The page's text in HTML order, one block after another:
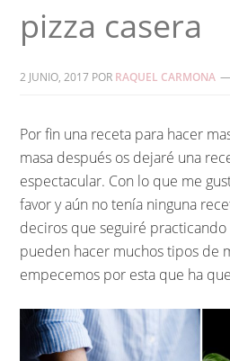
pizza casera
2 JUNIO, 2017 POR RAQUEL CARMONA
Por fin una receta para hacer
masa después os dejaré una
espectacular. Con lo que me
favor y aún no tenía ninguna
deciros que seguiré
pueden hacer muchos tipos de
empecemos por esta que ha